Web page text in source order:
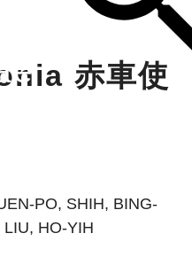
赤車使
PO, SHIH, BING-
LIU, HO-YIH